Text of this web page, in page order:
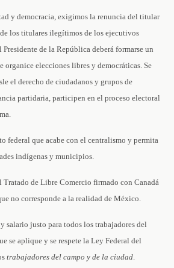
y democracia, exigimos la renuncia del titular
los titulares ilegítimos de los ejecutivos
Presidente de la República deberá formarse un
organice elecciones libres y democráticas. Se
el derecho de ciudadanos y grupos de
partidaria, participen en el proceso electoral
federal que acabe con el centralismo y permita
indígenas y municipios.
Tratado de Libre Comercio firmado con Canadá
no corresponde a la realidad de México.
salario justo para todos los trabajadores del
se aplique y se respete la Ley Federal del
trabajadores del campo y de la ciudad.